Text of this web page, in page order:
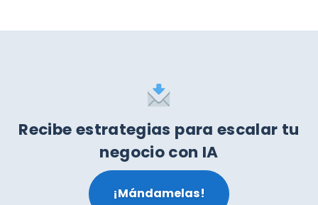
Recibe estrategias para escalar tu
negocio con IA
¡Mándamelas!